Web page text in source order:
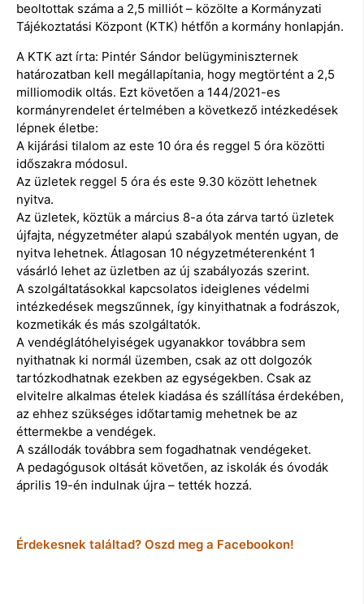
beoltottak száma a 2,5 milliót – közölte a Kormányzati
Tájékoztatási Központ (KTK) hétfőn a kormány honlapján.
A KTK azt írta: Pintér Sándor belügyminiszternek
határozatban kell megállapítania, hogy megtörtént a 2,5
milliomodik oltás. Ezt követően a 144/2021-es
kormányrendelet értelmében a következő intézkedések
lépnek életbe:
A kijárási tilalom az este 10 óra és reggel 5 óra közötti
időszakra módosul.
Az üzletek reggel 5 óra és este 9.30 között lehetnek
nyitva.
Az üzletek, köztük a március 8-a óta zárva tartó üzletek
újfajta, négyzetméter alapú szabályok mentén ugyan, de
nyitva lehetnek. Átlagosan 10 négyzetméterenként 1
vásárló lehet az üzletben az új szabályozás szerint.
A szolgáltatásokkal kapcsolatos ideiglenes védelmi
intézkedések megszűnnek, így kinyithatnak a fodrászok,
kozmetikák és más szolgáltatók.
A vendéglátóhelyiségek ugyanakkor továbbra sem
nyithatnak ki normál üzemben, csak az ott dolgozók
tartózkodhatnak ezekben az egységekben. Csak az
elvitelre alkalmas ételek kiadása és szállítása érdekében,
az ehhez szükséges időtartamig mehetnek be az
éttermekbe a vendégek.
A szállodák továbbra sem fogadhatnak vendégeket.
A pedagógusok oltását követően, az iskolák és óvodák
április 19-én indulnak újra – tették hozzá.
Érdekesnek találtad? Oszd meg a Facebookon!